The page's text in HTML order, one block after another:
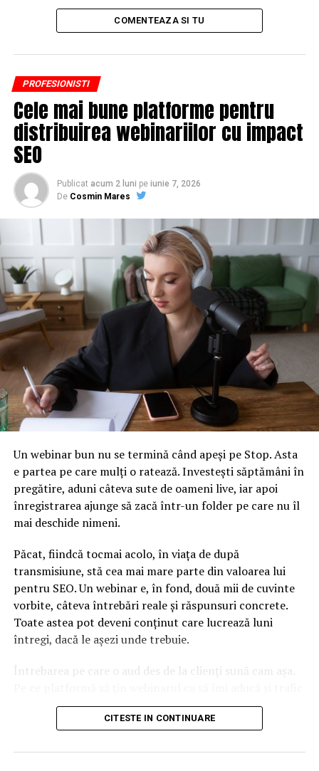
COMENTEAZA SI TU
PROFESIONISTI
Cele mai bune platforme pentru
distribuirea webinariilor cu impact
SEO
Publicat acum 2 luni pe iunie 7, 2026
De Cosmin Mares
Un webinar bun nu se termină când apeși pe Stop. Asta
e partea pe care mulți o ratează. Investești săptămâni în
pregătire, aduni câteva sute de oameni live, iar apoi
înregistrarea ajunge să zacă într-un folder pe care nu îl
mai deschide nimeni.
Păcat, fiindcă tocmai acolo, în viața de după
transmisiune, stă cea mai mare parte din valoarea lui
pentru SEO. Un webinar e, în fond, două mii de cuvinte
vorbite, câteva întrebări reale și răspunsuri concrete.
Toate astea pot deveni conținut care lucrează luni
întregi, dacă le așezi unde trebuie.
Întrebarea pe care o aud des de la clienți sună cam așa.
din Google, nu doar lead-uri pe moment? Răspunsul
scurt e că platforma contează, dar nu în felul în care
CITESTE IN CONTINUARE